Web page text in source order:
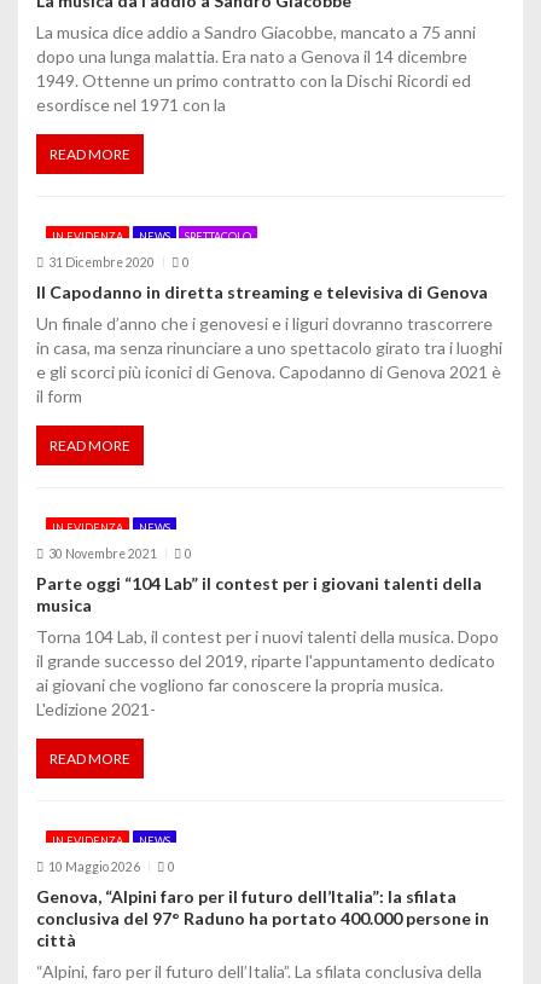
e
a
r
c
o
l
i
La musica dice addio a Sandro Giacobbe, mancato a 75 anni
dopo una lunga malattia. Era nato a Genova il 14 dicembre
1949. Ottenne un primo contratto con la Dischi Ricordi ed
esordisce nel 1971 con la
READ MORE
IN EVIDENZA NEWS SPETTACOLO
31 Dicembre 2020 0
Il Capodanno in diretta streaming e televisiva di Genova
Un finale d’anno che i genovesi e i liguri dovranno trascorrere
in casa, ma senza rinunciare a uno spettacolo girato tra i luoghi
e gli scorci più iconici di Genova. Capodanno di Genova 2021 è
il form
READ MORE
IN EVIDENZA NEWS
30 Novembre 2021 0
Parte oggi “104 Lab” il contest per i giovani talenti della
musica
Torna 104 Lab, il contest per i nuovi talenti della musica. Dopo
il grande successo del 2019, riparte l'appuntamento dedicato
ai giovani che vogliono far conoscere la propria musica.
L'edizione 2021-
READ MORE
IN EVIDENZA NEWS
10 Maggio 2026 0
Genova, “Alpini faro per il futuro dell’Italia”: la sfilata
conclusiva del 97° Raduno ha portato 400.000 persone in
città
“Alpini, faro per il futuro dell’Italia”. La sfilata conclusiva della